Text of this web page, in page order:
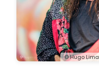
© Hugo